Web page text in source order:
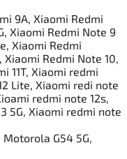
9A, Xiaomi Redmi
Xiaomi Redmi Note 9
Xiaomi Redmi
Xiaomi Redmi Note 10,
11T, Xiaomi redmi
Lite, Xiaomi redi note
redmi note 12s,
5G, Xiaomi redmi note
G54 5G,